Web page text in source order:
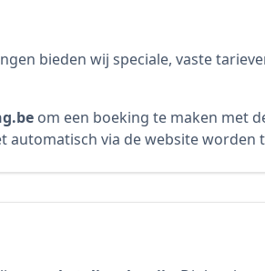
bieden wij speciale, vaste
om een boeking te maken met
automatisch via de website worden